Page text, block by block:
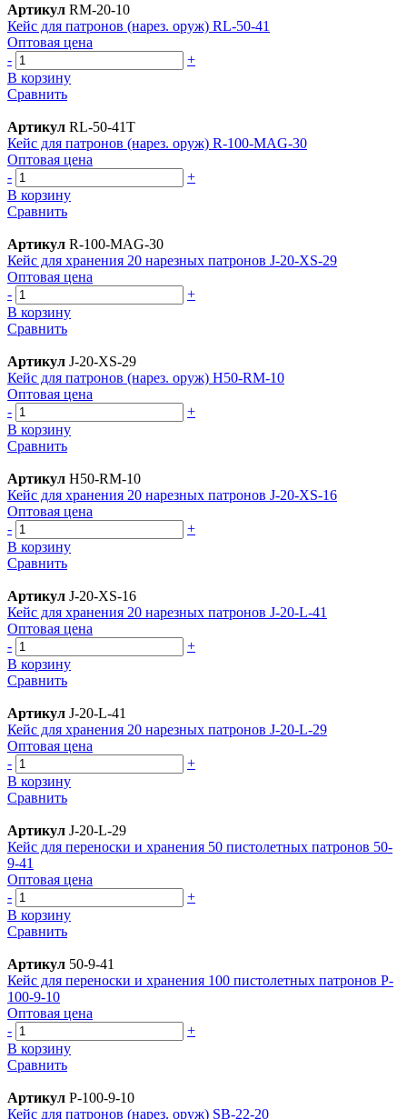
Артикул RM-20-10
Кейс для патронов (нарез. оруж) RL-50-41
Оптовая цена
-
+
В корзину
Сравнить
Артикул RL-50-41T
Кейс для патронов (нарез. оруж) R-100-MAG-30
Оптовая цена
-
+
В корзину
Сравнить
Артикул R-100-MAG-30
Кейс для хранения 20 нарезных патронов J-20-XS-29
Оптовая цена
-
+
В корзину
Сравнить
Артикул J-20-XS-29
Кейс для патронов (нарез. оруж) H50-RM-10
Оптовая цена
-
+
В корзину
Сравнить
Артикул H50-RM-10
Кейс для хранения 20 нарезных патронов J-20-XS-16
Оптовая цена
-
+
В корзину
Сравнить
Артикул J-20-XS-16
Кейс для хранения 20 нарезных патронов J-20-L-41
Оптовая цена
-
+
В корзину
Сравнить
Артикул J-20-L-41
Кейс для хранения 20 нарезных патронов J-20-L-29
Оптовая цена
-
+
В корзину
Сравнить
Артикул J-20-L-29
Кейс для переноски и хранения 50 пистолетных патронов 50-
9-41
Оптовая цена
-
+
В корзину
Сравнить
Артикул 50-9-41
Кейс для переноски и хранения 100 пистолетных патронов P-
100-9-10
Оптовая цена
-
+
В корзину
Сравнить
Артикул P-100-9-10
Кейс для патронов (нарез. оруж) SB-22-20